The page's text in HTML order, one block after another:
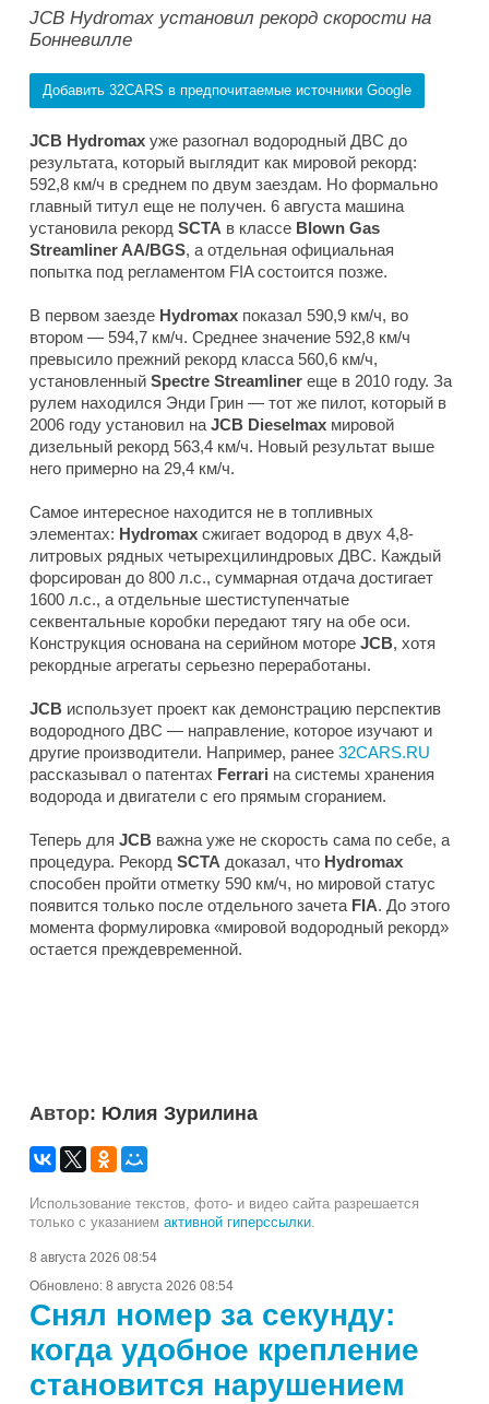
JCB Hydromax установил рекорд скорости на
Бонневилле
Добавить 32CARS в предпочитаемые источники Google
JCB Hydromax уже разогнал водородный ДВС до
результата, который выглядит как мировой рекорд:
592,8 км/ч в среднем по двум заездам. Но формально
главный титул еще не получен. 6 августа машина
установила рекорд SCTA в классе Blown Gas
Streamliner AA/BGS, а отдельная официальная
попытка под регламентом FIA состоится позже.
В первом заезде Hydromax показал 590,9 км/ч, во
втором — 594,7 км/ч. Среднее значение 592,8 км/ч
превысило прежний рекорд класса 560,6 км/ч,
установленный Spectre Streamliner еще в 2010 году. За
рулем находился Энди Грин — тот же пилот, который в
2006 году установил на JCB Dieselmax мировой
дизельный рекорд 563,4 км/ч. Новый результат выше
него примерно на 29,4 км/ч.
Самое интересное находится не в топливных
элементах: Hydromax сжигает водород в двух 4,8-
литровых рядных четырехцилиндровых ДВС. Каждый
форсирован до 800 л.с., суммарная отдача достигает
1600 л.с., а отдельные шестиступенчатые
секвентальные коробки передают тягу на обе оси.
Конструкция основана на серийном моторе JCB, хотя
рекордные агрегаты серьезно переработаны.
JCB использует проект как демонстрацию перспектив
водородного ДВС — направление, которое изучают и
другие производители. Например, ранее 32CARS.RU
рассказывал о патентах Ferrari на системы хранения
водорода и двигатели с его прямым сгоранием.
Теперь для JCB важна уже не скорость сама по себе, а
процедура. Рекорд SCTA доказал, что Hydromax
способен пройти отметку 590 км/ч, но мировой статус
появится только после отдельного зачета FIA. До этого
момента формулировка «мировой водородный рекорд»
остается преждевременной.
Автор: Юлия Зурилина
Использование текстов, фото- и видео сайта разрешается
только с указанием активной гиперссылки.
8 августа 2026 08:54
Обновлено: 8 августа 2026 08:54
Снял номер за секунду:
когда удобное крепление
становится нарушением